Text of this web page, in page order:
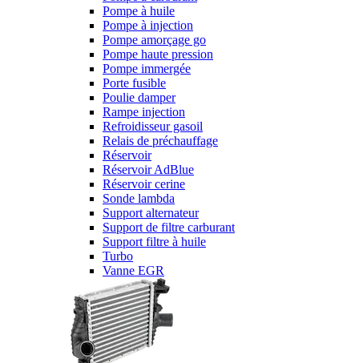
Pompe à huile
Pompe à injection
Pompe amorçage go
Pompe haute pression
Pompe immergée
Porte fusible
Poulie damper
Rampe injection
Refroidisseur gasoil
Relais de préchauffage
Réservoir
Réservoir AdBlue
Réservoir cerine
Sonde lambda
Support alternateur
Support de filtre carburant
Support filtre à huile
Turbo
Vanne EGR